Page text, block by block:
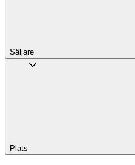
Säljare
Plats